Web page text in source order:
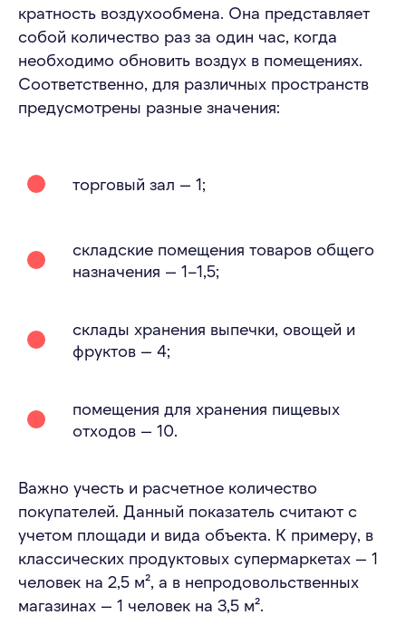
кратность воздухообмена. Она представляет
собой количество раз за один час, когда
необходимо обновить воздух в помещениях.
Соответственно, для различных пространств
предусмотрены разные значения:
торговый зал — 1;
складские помещения товаров общего
назначения — 1–1,5;
склады хранения выпечки, овощей и
фруктов — 4;
помещения для хранения пищевых
отходов — 10.
Важно учесть и расчетное количество
покупателей. Данный показатель считают с
учетом площади и вида объекта. К примеру, в
классических продуктовых супермаркетах — 1
человек на 2,5 м², а в непродовольственных
магазинах — 1 человек на 3,5 м².